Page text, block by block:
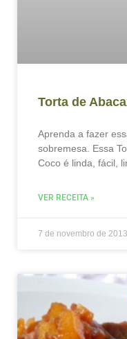
Torta de
Aprenda a fazer
sobremesa. Essa
Coco é linda, fácil,
VER RECEITA »
7 de novembro de 2013